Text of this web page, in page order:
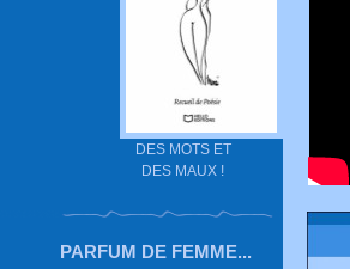
DES MOTS ET
DES MAUX !
PARFUM DE FEMME...